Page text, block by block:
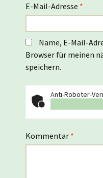
E-Mail-Adresse *
Name, E-Mail-
Browser für meinen
speichern.
Anti-Roboter-
Kommentar *